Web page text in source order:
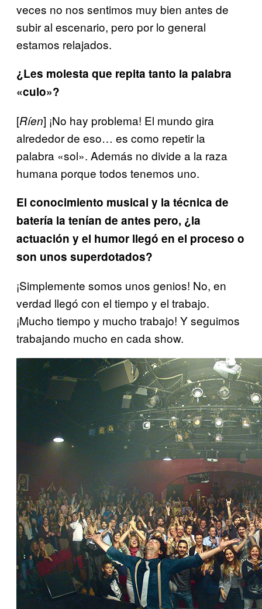
veces no nos sentimos muy bien antes de
subir al escenario, pero por lo general
estamos relajados.
¿Les molesta que repita tanto la palabra
«culo»?
[Ríen] ¡No hay problema! El mundo gira
alrededor de eso… es como repetir la
palabra «sol». Además no divide a la raza
humana porque todos tenemos uno.
El conocimiento musical y la técnica de
batería la tenían de antes pero, ¿la
actuación y el humor llegó en el proceso o
son unos superdotados?
¡Simplemente somos unos genios! No, en
verdad llegó con el tiempo y el trabajo.
¡Mucho tiempo y mucho trabajo! Y seguimos
trabajando mucho en cada show.